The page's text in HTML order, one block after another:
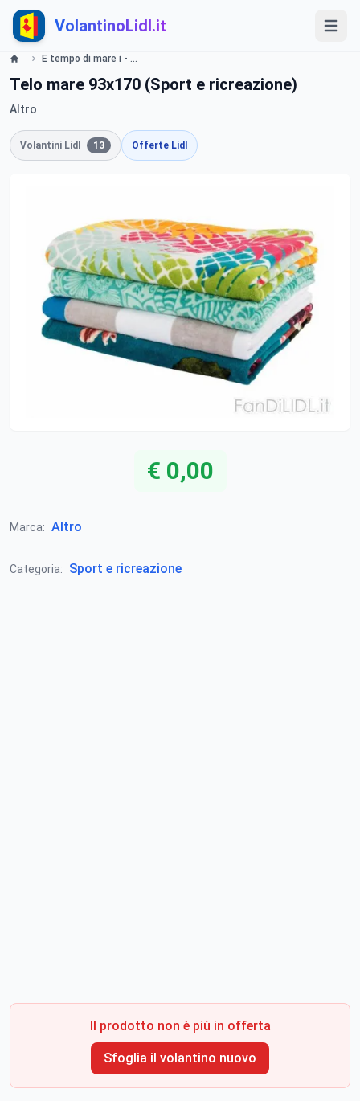
VolantinoLidl.it
E tempo di mare i - LIDL Catalogue - Offerte valide dal 09 maggio 2019 Lidl
Telo mare 93x170 (Sport e ricreazione)
Altro
Volantini Lidl 13 Offerte Lidl
€ 0,00
Marca: Altro
Categoria: Sport e ricreazione
Il prodotto non è più in offerta
Sfoglia il volantino nuovo